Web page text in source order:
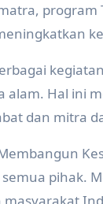
Hal ini
dan mitra
pihak.